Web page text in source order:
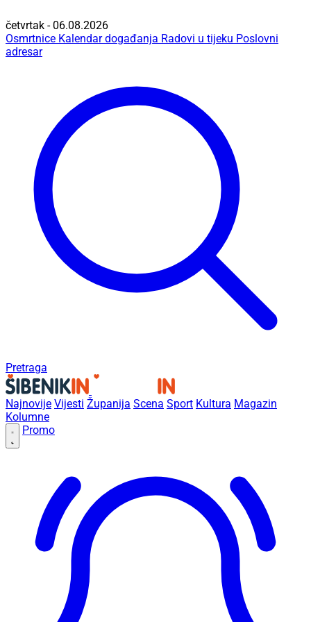
četvrtak - 06.08.2026
Osmrtnice Kalendar događanja Radovi u tijeku Poslovni
adresar
Pretraga
Najnovije Vijesti Županija Scena Sport Kultura Magazin
Kolumne
Promo